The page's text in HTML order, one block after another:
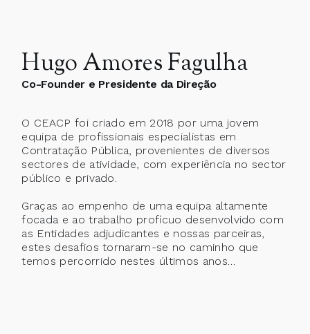
Hugo Amores Fagulha
Co-Founder e Presidente da Direção
O CEACP foi criado em 2018 por uma jovem
equipa de profissionais especialistas em
Contratação Pública, provenientes de diversos
sectores de atividade, com experiência no sector
público e privado.
Graças ao empenho de uma equipa altamente
focada e ao trabalho profícuo desenvolvido com
as Entidades adjudicantes e nossas parceiras,
estes desafios tornaram-se no caminho que
temos percorrido nestes últimos anos…